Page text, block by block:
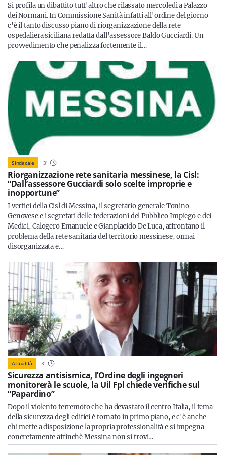
Si profila un dibattito tutt'altro che rilassato mercoledì a Palazzo
dei Normani. In Commissione Sanità infatti all'ordine del giorno
c'è il tanto discusso piano di riorganizzazione della rete
ospedaliera siciliana redatta dall'assessore Baldo Gucciardi. Un
provvedimento che penalizza fortemente il…
Sindacale 3'
Riorganizzazione rete sanitaria messinese, la Cisl:
“Dall’assessore Gucciardi solo scelte improprie e
inopportune”
I vertici della Cisl di Messina, il segretario generale Tonino
Genovese e i segretari delle federazioni del Pubblico Impiego e dei
Medici, Calogero Emanuele e Gianplacido De Luca, affrontano il
problema della rete sanitaria del territorio messinese, ormai
disorganizzata e…
Attualità 3'
Sicurezza antisismica, l’Ordine degli ingegneri
monitorerà le scuole, la Uil Fpl chiede verifiche sul
“Papardino”
Dopo il violento terremoto che ha devastato il centro Italia, il tema
della sicurezza degli edifici è tornato in primo piano, e c'è anche
chi mette a disposizione la propria professionalità e si impegna
concretamente affinchè Messina non si trovi…